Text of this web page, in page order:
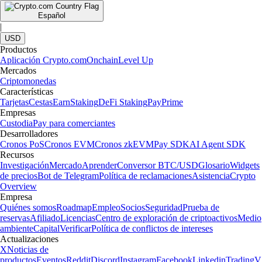
Español
|
USD
Productos
Aplicación Crypto.comOnchainLevel Up
Mercados
Criptomonedas
Características
TarjetasCestasEarnStakingDeFi StakingPayPrime
Empresas
CustodiaPay para comerciantes
Desarrolladores
Cronos PoSCronos EVMCronos zkEVMPay SDKAI Agent SDK
Recursos
InvestigaciónMercadoAprenderConversor BTC/USDGlosarioWidgets
de preciosBot de TelegramPolítica de reclamacionesAsistenciaCrypto
Overview
Empresa
Quiénes somosRoadmapEmpleoSociosSeguridadPrueba de
reservasAfiliadoLicenciasCentro de exploración de criptoactivosMedio
ambienteCapitalVerificarPolítica de conflictos de intereses
Actualizaciones
XNoticias de
productosEventosRedditDiscordInstagramFacebookLinkedinTradingV